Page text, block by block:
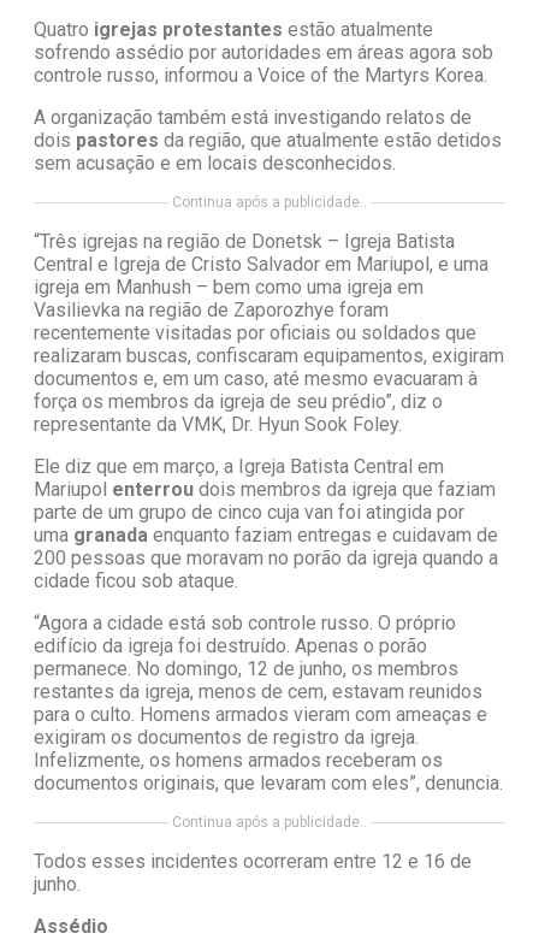
Quatro igrejas protestantes estão atualmente
sofrendo assédio por autoridades em áreas agora sob
controle russo, informou a Voice of the Martyrs Korea.
A organização também está investigando relatos de
dois pastores da região, que atualmente estão detidos
sem acusação e em locais desconhecidos.
Continua após a publicidade..
“Três igrejas na região de Donetsk – Igreja Batista
Central e Igreja de Cristo Salvador em Mariupol, e uma
igreja em Manhush – bem como uma igreja em
Vasilievka na região de Zaporozhye foram
recentemente visitadas por oficiais ou soldados que
realizaram buscas, confiscaram equipamentos, exigiram
documentos e, em um caso, até mesmo evacuaram à
força os membros da igreja de seu prédio”, diz o
representante da VMK, Dr. Hyun Sook Foley.
Ele diz que em março, a Igreja Batista Central em
Mariupol enterrou dois membros da igreja que faziam
parte de um grupo de cinco cuja van foi atingida por
uma granada enquanto faziam entregas e cuidavam de
200 pessoas que moravam no porão da igreja quando a
cidade ficou sob ataque.
“Agora a cidade está sob controle russo. O próprio
edifício da igreja foi destruído. Apenas o porão
permanece. No domingo, 12 de junho, os membros
restantes da igreja, menos de cem, estavam reunidos
para o culto. Homens armados vieram com ameaças e
exigiram os documentos de registro da igreja.
Infelizmente, os homens armados receberam os
documentos originais, que levaram com eles”, denuncia.
Continua após a publicidade..
Todos esses incidentes ocorreram entre 12 e 16 de
junho.
Assédio